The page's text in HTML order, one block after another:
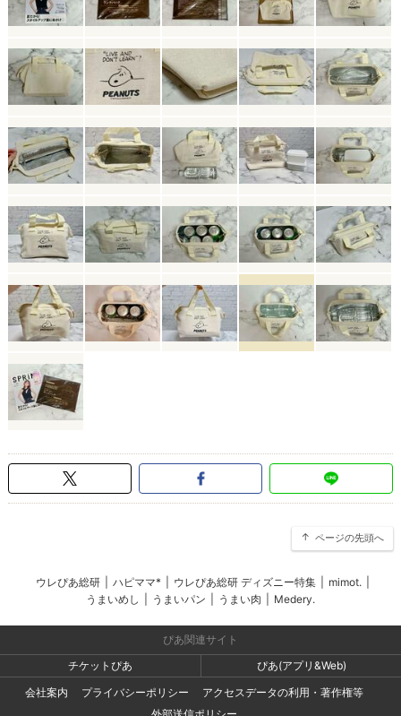
ページの先頭へ
ウレぴあ総研 ハピママ* ウレぴあ総研 ディズニー特集 mimot.
うまいめし
うまいパン うまい肉 Medery.
ぴあ関連サイト
チケットぴあ
ぴあ(アプリ&Web)
会社案内
プライバシーポリシー
アクセスデータの利用・著作権等